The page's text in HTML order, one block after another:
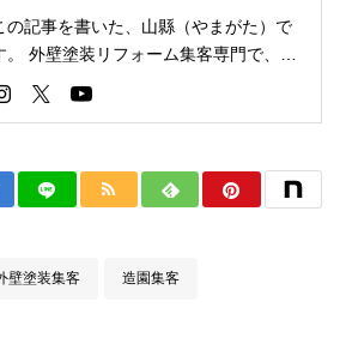
の記事を書いた、山縣（やまがた）で
。 外壁塗装リフォーム集客専門で、全
パートナー業者は１００社以上。今す
お問い合わせください
壁塗装集客 造園集客